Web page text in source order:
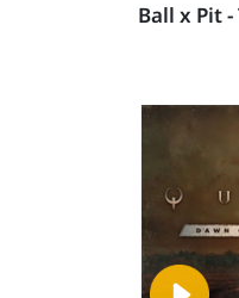
Ball x Pit